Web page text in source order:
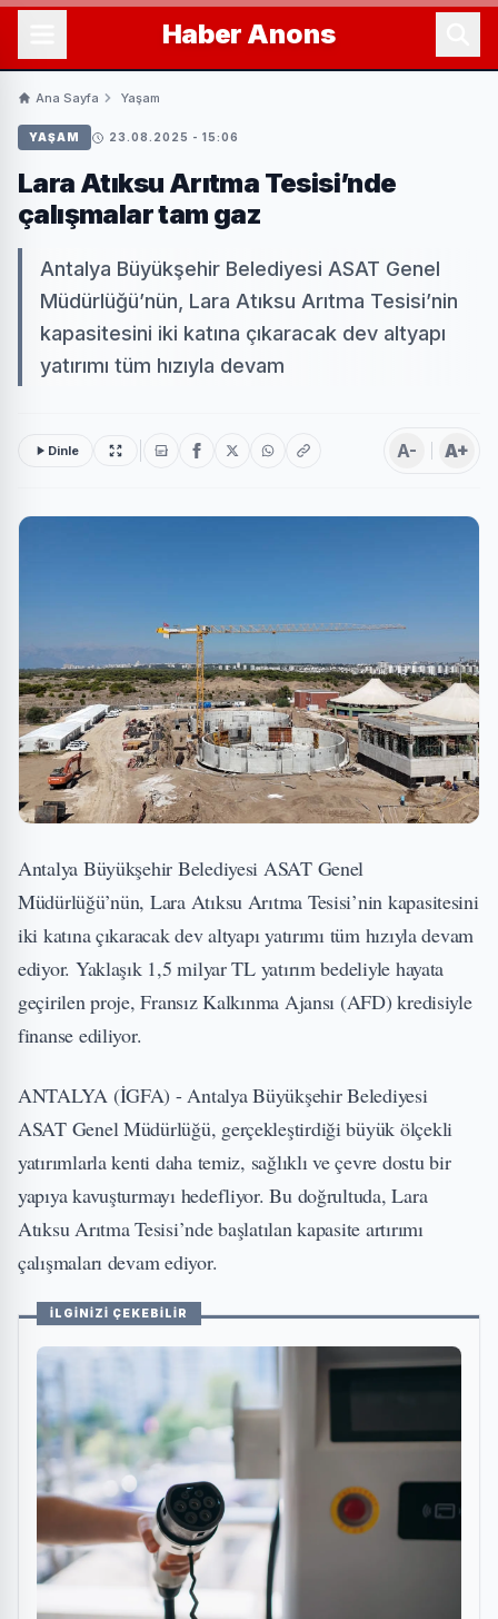
Haber Anons
Ana Sayfa Yaşam
YAŞAM 23.08.2025 - 15:06
Lara Atıksu Arıtma Tesisi’nde
çalışmalar tam gaz
Antalya Büyükşehir Belediyesi ASAT Genel
Müdürlüğü’nün, Lara Atıksu Arıtma Tesisi’nin
kapasitesini iki katına çıkaracak dev altyapı
yatırımı tüm hızıyla devam
Dinle A- A+
Antalya Büyükşehir Belediyesi ASAT Genel
Müdürlüğü’nün, Lara Atıksu Arıtma Tesisi’nin kapasitesini
iki katına çıkaracak dev altyapı yatırımı tüm hızıyla devam
ediyor. Yaklaşık 1,5 milyar TL yatırım bedeliyle hayata
geçirilen proje, Fransız Kalkınma Ajansı (AFD) kredisiyle
finanse ediliyor.
ANTALYA (İGFA) - Antalya Büyükşehir Belediyesi
ASAT Genel Müdürlüğü, gerçekleştirdiği büyük ölçekli
yatırımlarla kenti daha temiz, sağlıklı ve çevre dostu bir
yapıya kavuşturmayı hedefliyor. Bu doğrultuda, Lara
Atıksu Arıtma Tesisi’nde başlatılan kapasite artırımı
çalışmaları devam ediyor.
İLGİNİZİ ÇEKEBİLİR